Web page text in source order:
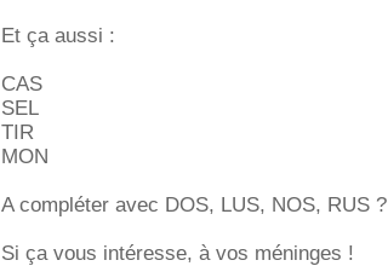
Et ça aussi :
CAS
SEL
TIR
MON
A compléter avec DOS, LUS, NOS, RUS ?
Si ça vous intéresse, à vos méninges !